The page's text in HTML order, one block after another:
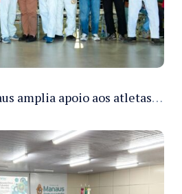
Prefeitura de Manaus amplia apoio aos atletas de 100 para 150 beneficiados a partir do próximo ano